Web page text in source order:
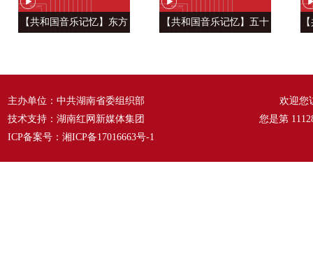
【共和国音乐记忆】东方
【共和国音乐记忆】五十
主办单位：中共湖南省委组织部
技术支持：湖南红网新媒体集团
ICP备案号： 湘ICP备17016663号-1
欢迎您
您是第